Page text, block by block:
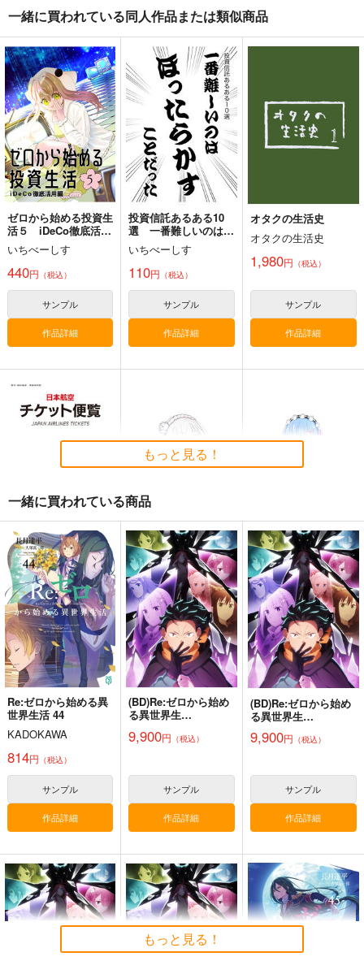
闇バイト特集
880円（税込）
評論・研究
サンプル
カート
廃版旧制服図鑑総集編
02
麒麟堂
3,960円（税込）
評論・研究
サンプル
カート
シン・旧水族館物語
Bathyscaphe
サンプル
カート
11版
近藤顕彦
2,144円（税込）
サンプル
カート
1,980円（税込）
評論・研究
サンプル
評論・研究
サンプル
一緒に買われている同人作品または類似商品
ゼロから始める投資生
活５ iDeCo徹底活用
いちべーしす
440円 （税込）
サンプル
作品詳細
投資信託あるある10
選 一番難しいのはほ
ったらかすことだった
いちべーしす
110円 （税込）
サンプル
作品詳細
オタクの生活史
オタクの生活史
1,980円 （税込）
サンプル
作品詳細
日本航空チケット便
覧 国内線編
新砂通信
1,980円（税込）
サンプル
作品詳細
Re:ゼロから始める異
世界生活 エミリア防
水ステッカー
コパン
440円（税込）
エミリア
サンプル
作品詳細
Re:ゼロから始める異
世界生活 レム防水ス
テッカー
コパン
440円（税込）
レム
サンプル
作品詳細
Re:ゼロから始める異
世界生活 レム2防水ス
テッカー
コパン
（税込）
Re:ゼロから始める異
世界生活 ラム防水ス
テッカー
コパン
440円（税込）
Re:ゼロから始める異
世界生活 ベアトリス
防水ステッカー
コパン
440円（税込）
もっと見る！
一緒に買われている商品
Re:ゼロから始める異
世界生活 44
KADOKAWA
814円 （税込）
サンプル
作品詳細
(BD)Re:ゼロから始め
る異世界生
9,900円 （税込）
サンプル
作品詳細
(BD)Re:ゼロから始め
る異世界生
活 4th season 5
9,900円 （税込）
サンプル
作品詳細
もっと見る！